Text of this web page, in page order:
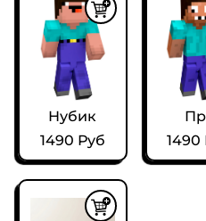
Нубик
1490 Руб
1490